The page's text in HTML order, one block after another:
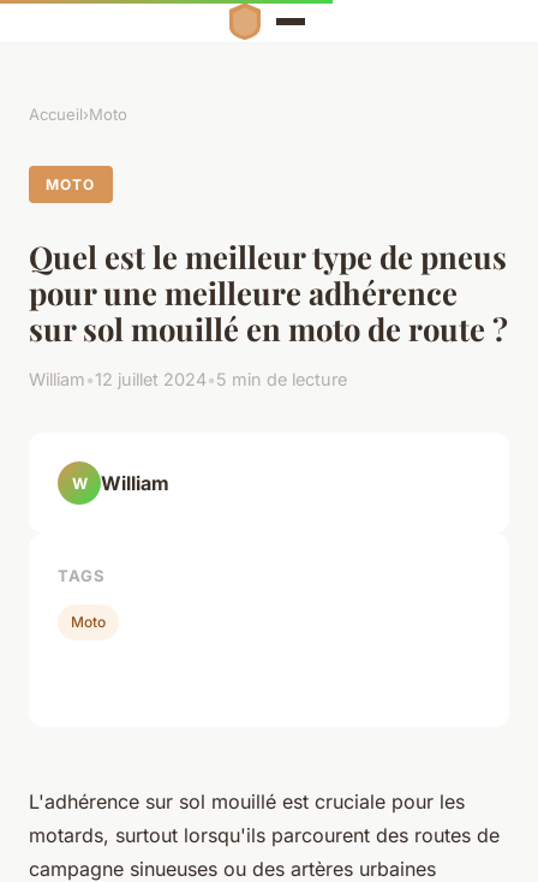
Accueil›Moto
MOTO
Quel est le meilleur type de pneus
pour une meilleure adhérence
sur sol mouillé en moto de route ?
William•12 juillet 2024•5 min de lecture
L'adhérence sur sol mouillé est cruciale pour les
motards, surtout lorsqu'ils parcourent des routes de
campagne sinueuses ou des artères urbaines
W William
TAGS
Moto